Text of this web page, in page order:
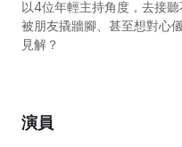
以4位年輕主持角度，去接
被朋友撬牆腳、甚至想對心
見解？
演員